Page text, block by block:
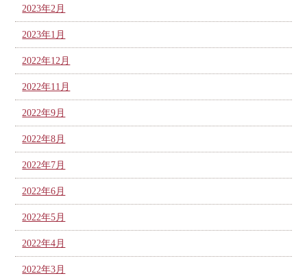
2023年2月
2023年1月
2022年12月
2022年11月
2022年9月
2022年8月
2022年7月
2022年6月
2022年5月
2022年4月
2022年3月